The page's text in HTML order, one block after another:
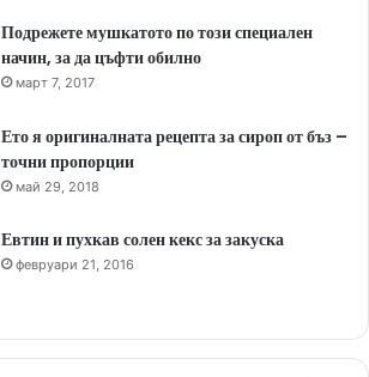
Подрежете мушкатото по този специален
начин, за да цъфти обилно
март 7, 2017
Ето я оригиналната рецепта за сироп от бъз –
точни пропорции
май 29, 2018
Евтин и пухкав солен кекс за закуска
февруари 21, 2016